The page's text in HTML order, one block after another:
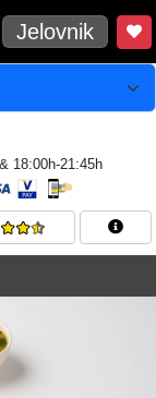
Jelovnik
18:00h-21:45h